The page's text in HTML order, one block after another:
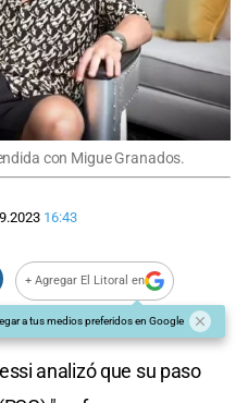
con Migue Granados.
16:43
+ Agregar El Litoral en
a tus medios preferidos en Google
analizó que su paso